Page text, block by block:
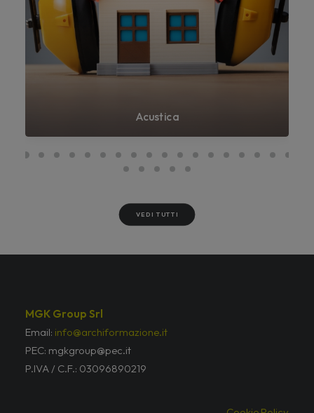
Acustica
VEDI TUTTI
MGK Group Srl
Email: info@archiformazione.it
PEC: mgkgroup@pec.it
P.IVA / C.F.: 03096890219